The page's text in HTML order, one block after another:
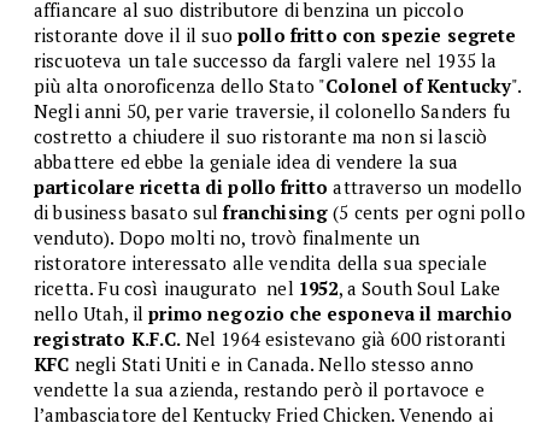
affiancare al suo distributore di benzina un piccolo
ristorante dove il il suo pollo fritto con spezie segrete
riscuoteva un tale successo da fargli valere nel 1935 la
più alta onoroficenza dello Stato "Colonel of Kentucky".
Negli anni 50, per varie traversie, il colonello Sanders fu
costretto a chiudere il suo ristorante ma non si lasciò
abbattere ed ebbe la geniale idea di vendere la sua
particolare ricetta di pollo fritto attraverso un modello
di business basato sulfranchising(5 cents per ogni pollo
venduto). Dopo molti no, trovò finalmente un
ristoratore interessato alle vendita della sua speciale
ricetta. Fu così inaugurato nel 1952, a South Soul Lake
nello Utah, ilprimo negozio che esponeva il marchio
registrato K.F.C. Nel 1964 esistevano già 600 ristoranti
KFC negli Stati Uniti e in Canada. Nello stesso anno
vendette la sua azienda, restando però il portavoce e
l’ambasciatore del Kentucky Fried Chicken. Venendo ai